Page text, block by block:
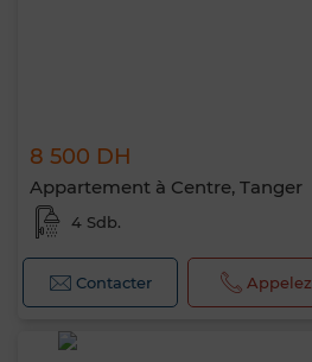
8 500 DH
Appartement à Centre, Tanger
4 Sdb.
Contacter Appelez